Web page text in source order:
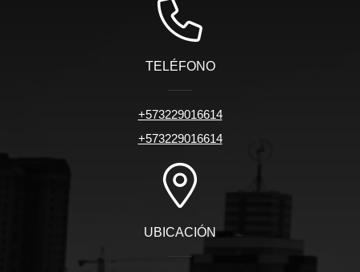
TELÉFONO
+573229016614
+573229016614
UBICACIÓN